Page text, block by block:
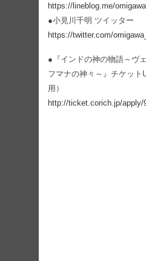
https://lineblog.me/
●小見川千明 ツイッター
https://twitter.com/
●『インドの神の物語～ヴ
フマナの神々～』チケット
用）
http://ticket.corich.jp/apply/